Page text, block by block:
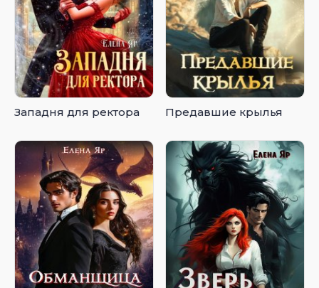
Западня для ректора Предавшие крылья